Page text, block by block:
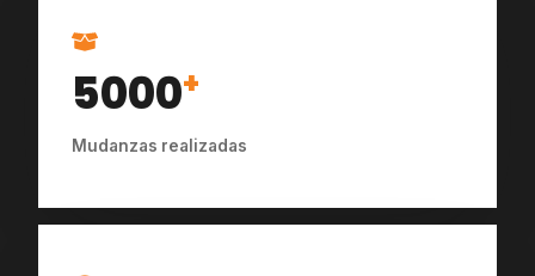
5000+
Mudanzas realizadas